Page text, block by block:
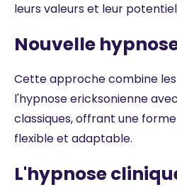
leurs valeurs et leur
Nouvelle
Cette approche combine
l'hypnose ericksonienne
classiques, offrant une
flexible et adaptable.
L'hypnose